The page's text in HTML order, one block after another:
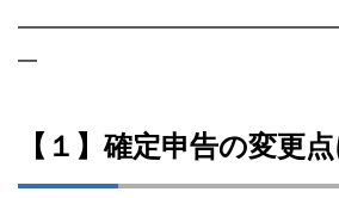
━
【１】確定申告の変更